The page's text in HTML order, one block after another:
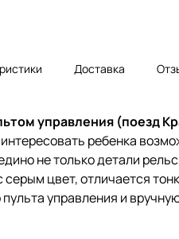
Доставка
управления (поезд
ребенка
не только детали
цвет, отличается
управления и